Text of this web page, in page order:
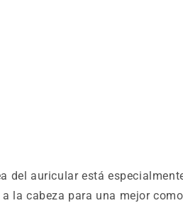
del auricular está
la cabeza para una mejor